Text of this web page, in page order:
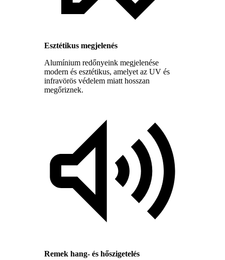
Esztétikus megjelenés
Alumínium redőnyeink megjelenése
modern és esztétikus, amelyet az UV és
infravörös védelem miatt hosszan
megőriznek.
Remek hang- és hőszigetelés